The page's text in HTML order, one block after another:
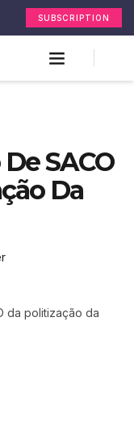
SUBSCRIPTION
SACO
Da